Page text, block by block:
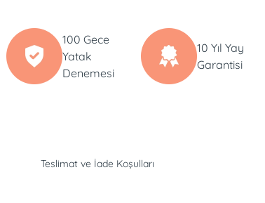
100 Gece
Yatak
Denemesi
10 Yıl Yay
Garantisi
Teslimat ve İade Koşulları